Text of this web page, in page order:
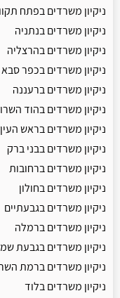
ניקיון משרדים בפתח
ניקיון משרדים בנתניה
ניקיון משרדים בהרצליה
ניקיון משרדים בכפר סבא
ניקיון משרדים ברעננה
ניקיון משרדים בהוד
ניקיון משרדים בראש העין
ניקיון משרדים בבני ברק
ניקיון משרדים ברחובות
ניקיון משרדים בחולון
ניקיון משרדים בגבעתיים
ניקיון משרדים ברמלה
ניקיון משרדים בגבעת
ניקיון משרדים ברמת
ניקיון משרדים בלוד